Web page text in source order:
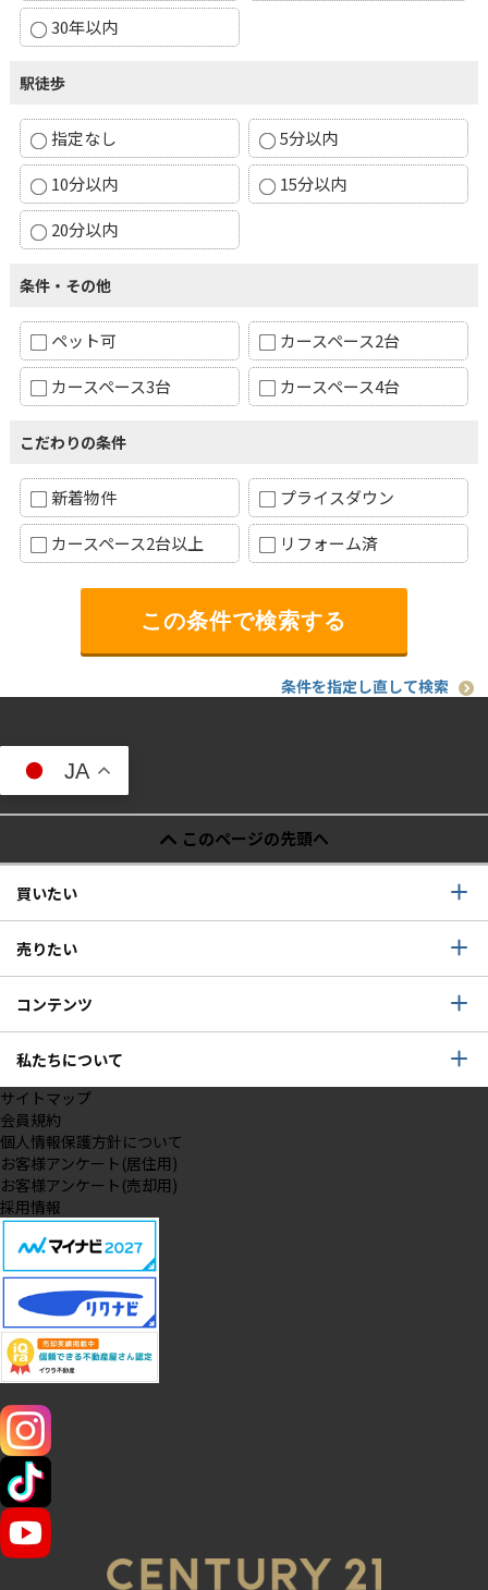
30年以内
駅徒歩
指定なし
5分以内
10分以内
15分以内
20分以内
条件・その他
ペット可
カースペース2台
カースペース3台
カースペース4台
こだわりの条件
新着物件
プライスダウン
カースペース2台以上
リフォーム済
条件を指定し直して検索
JA
このページの先頭へ
買いたい
売りたい
コンテンツ
私たちについて
サイトマップ
会員規約
個人情報保護方針について
お客様アンケート(居住用)
お客様アンケート(売却用)
採用情報